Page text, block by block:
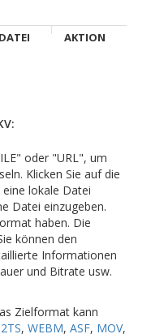
AKTION
oder "URL", um
Klicken Sie auf die
lokale Datei
Datei einzugeben.
haben. Die
können den
Informationen
und Bitrate usw.
Zielformat kann
, WEBM, ASF, MOV,